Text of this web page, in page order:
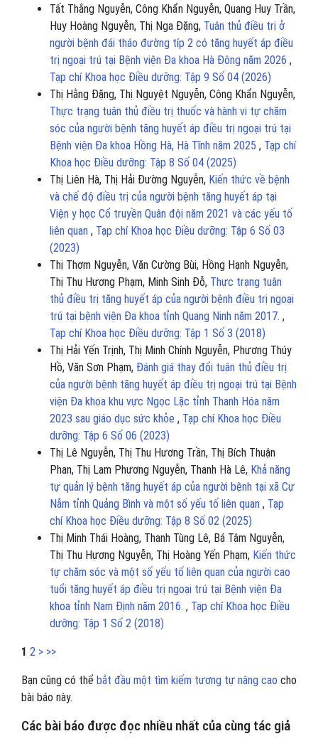
Tất Thắng Nguyễn, Công Khẩn Nguyễn, Quang Huy Trần,
Huy Hoàng Nguyễn, Thị Nga Đặng, Tuân thủ điều trị ở
người bệnh đái tháo đường típ 2 có tăng huyết áp điều
trị ngoại trú tại Bệnh viện Đa khoa Hà Đông năm 2026 ,
Tạp chí Khoa học Điều dưỡng: Tập 9 Số 04 (2026)
Thị Hằng Đặng, Thị Nguyệt Nguyễn, Công Khẩn Nguyễn,
Thực trạng tuân thủ điều trị thuốc và hành vi tự chăm
sóc của người bệnh tăng huyết áp điều trị ngoại trú tại
Bệnh viện Đa khoa Hồng Hà, Hà Tĩnh năm 2025 , Tạp chí
Khoa học Điều dưỡng: Tập 8 Số 04 (2025)
Thị Liên Hà, Thị Hải Đường Nguyễn, Kiến thức về bệnh
và chế độ điều trị của người bệnh tăng huyết áp tại
Viện y học Cổ truyền Quân đội năm 2021 và các yếu tố
liên quan , Tạp chí Khoa học Điều dưỡng: Tập 6 Số 03
(2023)
Thị Thơm Nguyễn, Văn Cường Bùi, Hồng Hạnh Nguyễn,
Thị Thu Hương Phạm, Minh Sinh Đỗ, Thực trạng tuân
thủ điều trị tăng huyết áp của người bệnh điều trị ngoại
trú tại bệnh viện Đa khoa tỉnh Quang Ninh năm 2017. ,
Tạp chí Khoa học Điều dưỡng: Tập 1 Số 3 (2018)
Thị Hải Yến Trịnh, Thị Minh Chính Nguyễn, Phương Thúy
Hồ, Văn Sơn Phạm, Đánh giá thay đổi tuân thủ điều trị
của người bệnh tăng huyết áp điều trị ngoại trú tại Bệnh
viện Đa khoa khu vực Ngọc Lặc tỉnh Thanh Hóa năm
2023 sau giáo dục sức khỏe , Tạp chí Khoa học Điều
dưỡng: Tập 6 Số 06 (2023)
Thị Lê Nguyễn, Thị Thu Hương Trần, Thị Bích Thuận
Phan, Thị Lam Phương Nguyễn, Thanh Hà Lê, Khả năng
tự quản lý bệnh tăng huyết áp của người bệnh tại xã Cự
Nẫm tỉnh Quảng Bình và một số yếu tố liên quan , Tạp
chí Khoa học Điều dưỡng: Tập 8 Số 02 (2025)
Thị Minh Thái Hoàng, Thanh Tùng Lê, Bá Tâm Nguyễn,
Thị Thu Hương Nguyễn, Thị Hoàng Yến Phạm, Kiến thức
tự chăm sóc và một số yếu tố liên quan của người cao
tuổi tăng huyết áp điều trị ngoại trú tại Bệnh viện Đa
khoa tỉnh Nam Định năm 2016. , Tạp chí Khoa học Điều
dưỡng: Tập 1 Số 2 (2018)
1 2 > >>
Bạn cũng có thể bắt đầu một tìm kiếm tương tự nâng cao cho
bài báo này.
Các bài báo được đọc nhiều nhất của cùng tác giả